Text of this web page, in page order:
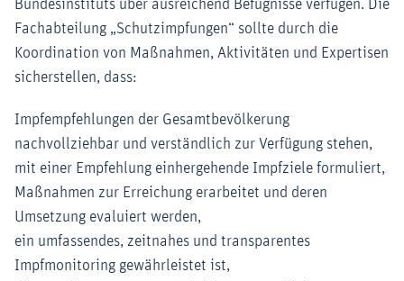
Bundesinstituts über ausreichend Befugnisse verfügen. Die
Fachabteilung „Schutzimpfungen“ sollte durch die
Koordination von Maßnahmen, Aktivitäten und Expertisen
sicherstellen, dass:
Impfempfehlungen der Gesamtbevölkerung
nachvollziehbar und verständlich zur Verfügung stehen,
mit einer Empfehlung einhergehende Impfziele formuliert,
Maßnahmen zur Erreichung erarbeitet und deren
Umsetzung evaluiert werden,
ein umfassendes, zeitnahes und transparentes
Impfmonitoring gewährleistet ist,